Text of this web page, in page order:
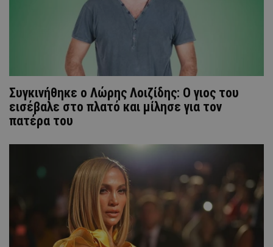
Συγκινήθηκε ο Λώρης Λοιζίδης: O γιος του
εισέβαλε στο πλατό και μίλησε για τον
πατέρα του